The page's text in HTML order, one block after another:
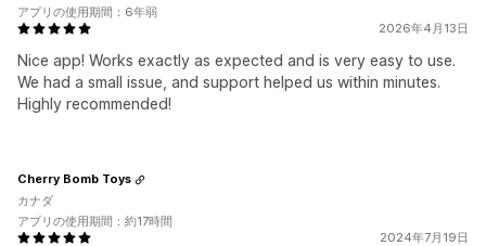
2026年4月13日
Nice app! Works exactly as expected and is very easy to use.
We had a small issue, and support helped us within minutes.
Highly recommended!
アプリの使用期間：6年弱
2024年7月19日
Cherry Bomb Toys
カナダ
アプリの使用期間：約17時間